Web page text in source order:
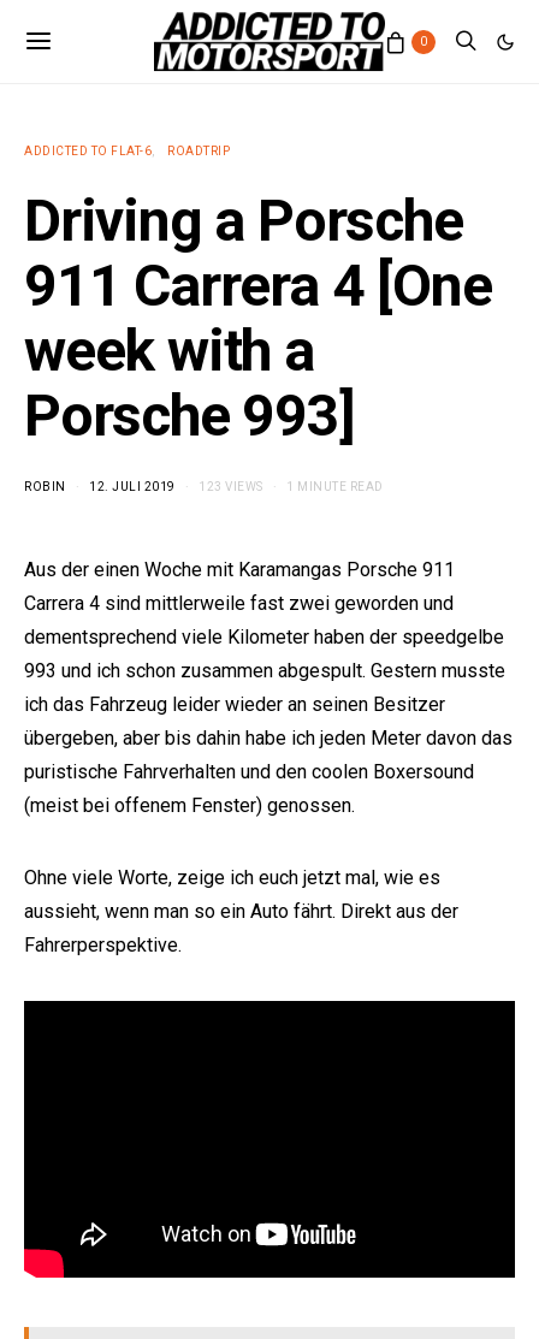
0
ADDICTED TO FLAT-6 ROADTRIP
Driving a Porsche
911 Carrera 4 [One
week with a
Porsche 993]
ROBIN 12. JULI 2019 123 VIEWS 1 MINUTE READ
Aus der einen Woche mit Karamangas Porsche 911
Carrera 4 sind mittlerweile fast zwei geworden und
dementsprechend viele Kilometer haben der speedgelbe
993 und ich schon zusammen abgespult. Gestern musste
ich das Fahrzeug leider wieder an seinen Besitzer
übergeben, aber bis dahin habe ich jeden Meter davon das
puristische Fahrverhalten und den coolen Boxersound
(meist bei offenem Fenster) genossen.
Ohne viele Worte, zeige ich euch jetzt mal, wie es
aussieht, wenn man so ein Auto fährt. Direkt aus der
Fahrerperspektive.